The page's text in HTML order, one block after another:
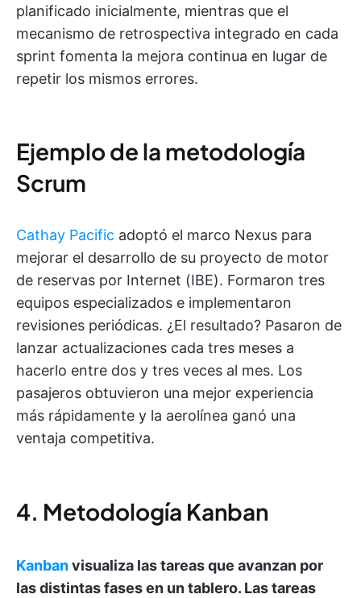
planificado inicialmente, mientras que el
mecanismo de retrospectiva integrado en cada
sprint fomenta la mejora continua en lugar de
repetir los mismos errores.
Ejemplo de la metodología
Scrum
Cathay Pacific adoptó el marco Nexus para
mejorar el desarrollo de su proyecto de motor
de reservas por Internet (IBE). Formaron tres
equipos especializados e implementaron
revisiones periódicas. ¿El resultado? Pasaron de
lanzar actualizaciones cada tres meses a
hacerlo entre dos y tres veces al mes. Los
pasajeros obtuvieron una mejor experiencia
más rápidamente y la aerolínea ganó una
ventaja competitiva.
4. Metodología Kanban
Kanbanvisualiza las tareas que avanzan por
las distintas fases en un tablero. Las tareas